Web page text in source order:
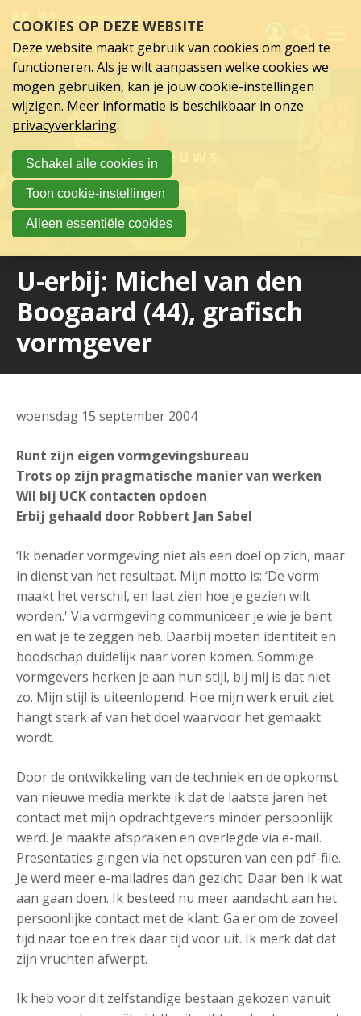
links
over
Spring
hoofd
inhoud
Spring
naar
hoofdnavigatie
Nieuws
U-erbij: Michel van den
Boogaard (44), grafisch
vormgever
woensdag 15 september 2004
Runt zijn eigen vormgevingsbureau
Trots op zijn pragmatische manier van werken
Wil bij UCK contacten opdoen
Erbij gehaald door Robbert Jan Sabel
‘Ik benader vormgeving niet als een doel op zich, maar
in dienst van het resultaat. Mijn motto is: ‘De vorm
maakt het verschil, en laat zien hoe je gezien wilt
worden.' Via vormgeving communiceer je wie je bent
en wat je te zeggen heb. Daarbij moeten identiteit en
boodschap duidelijk naar voren komen. Sommige
vormgevers herken je aan hun stijl, bij mij is dat niet
zo. Mijn stijl is uiteenlopend. Hoe mijn werk eruit ziet
hangt sterk af van het doel waarvoor het gemaakt
wordt.
Door de ontwikkeling van de techniek en de opkomst
van nieuwe media merkte ik dat de laatste jaren het
contact met mijn opdrachtgevers minder persoonlijk
werd. Je maakte afspraken en overlegde via e-mail.
Presentaties gingen via het opsturen van een pdf-file.
Je werd meer e-mailadres dan gezicht. Daar ben ik wat
aan gaan doen. Ik besteed nu meer aandacht aan het
persoonlijke contact met de klant. Ga er om de zoveel
tijd naar toe en trek daar tijd voor uit. Ik merk dat dat
zijn vruchten afwerpt.
Ik heb voor dit zelfstandige bestaan gekozen vanuit
Activiteiten
Nieuws
Verslagen
Sluit je aan
Over UCK
COOKIES OP DEZE WEBSITE
Deze website maakt gebruik van cookies om goed te
functioneren. Als je wilt aanpassen welke cookies we
mogen gebruiken, kan je jouw cookie-instellingen
wijzigen. Meer informatie is beschikbaar in onze
privacyverklaring.
Schakel alle cookies in
Toon cookie-instellingen
Alleen essentiële cookies